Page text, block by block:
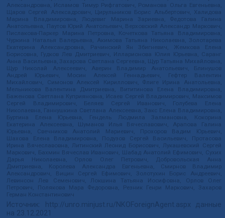
Александровна, Исламов Тимур Рифгатович, Романова Ольга Евгеньевна,
Щаров Сергей Алексадрович, Цирульников Борис Альбертович, Халидова
Марина Владимировна, Людевиг Марина Зариевна, Федотова Галина
Анатольевна, Паутов Юрий Анатольевич, Верховский Александр Маркович,
Пислакова-Паркер Марина Петровна, Кочеткова Татьяна Владимировна,
Чуркина Наталья Валерьевна, Акимова Татьяна Николаевна, Золотарева
Екатерина Александровна, Рачинский Ян Збигневич, Жемкова Елена
Борисовна, Гудков Лев Дмитриевич, Илларионова Юлия Юрьевна, Саранг
Анна Васильевна, Захарова Светлана Сергеевна, Щур Татьяна Михайловна,
Щур Николай Алексеевич, Аверин Владимир Анатольевич, Блинушов
Андрей Юрьевич, Мосин Алексей Геннадьевич, Гефтер Валентин
Михайлович, Симонов Алексей Кириллович, Флиге Ирина Анатольевна,
Мельникова Валентина Дмитриевна, Вититинова Елена Владимировна,
Баженова Светлана Куприяновна, Исаев Сергей Владимирович, Максимов
Сергей Владимирович, Беляев Сергей Иванович, Голубева Елена
Николаевна, Ганнушкина Светлана Алексеевна, Закс Елена Владимировна,
Буртина Елена Юрьевна, Гендель Людмила Залмановна, Кокорина
Екатерина Алексеевна, Шуманов Илья Вячеславович, Арапова Галина
Юрьевна, Свечников Анатолий Мариевич, Прохоров Вадим Юрьевич,
Шахова Елена Владимировна, Подузов Сергей Васильевич, Протасова
Ирина Вячеславовна, Литинский Леонид Борисович, Лукашевский Сергей
Маркович, Бахмин Вячеслав Иванович, Шабад Анатолий Ефимович, Сухих
Дарья Николаевна, Орлов Олег Петрович, Добровольская Анна
Дмитриевна, Королева Александра Евгеньевна, Смирнов Владимир
Александрович, Вицин Сергей Ефимович, Золотухин Борис Андреевич,
Левинсон Лев Семенович, Локшина Татьяна Иосифовна, Орлов Олег
Петрович, Полякова Мара Федоровна, Резник Генри Маркович, Захаров
Герман Константинович
Источник: http://unro.minjust.ru/NKOForeignAgent.aspx данные
на 23.12.2021